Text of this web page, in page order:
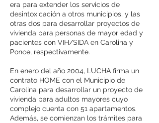
era para extender los servicios de
desintoxicación a otros municipios, y las
otras dos para desarrollar proyectos de
vivienda para personas de mayor edad y
pacientes con VIH/SIDA en Carolina y
Ponce, respectivamente.
En enero del año 2004, LUCHA firma un
contrato HOME con el Municipio de
Carolina para desarrollar un proyecto de
vivienda para adultos mayores cuyo
complejo cuenta con 51 apartamentos.
Además, se comienzan los trámites para